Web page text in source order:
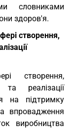
словниками
здоров'я.
створення,
створення,
реалізації
на підтримку
впровадження
виробництва